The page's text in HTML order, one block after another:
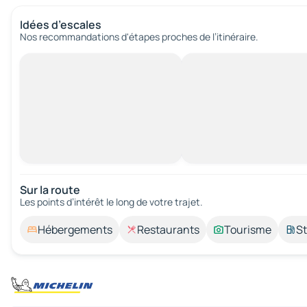
Idées d’escales
Nos recommandations d'étapes proches de l’itinéraire.
Sur la route
Les points d’intérêt le long de votre trajet.
Hébergements Restaurants Tourisme